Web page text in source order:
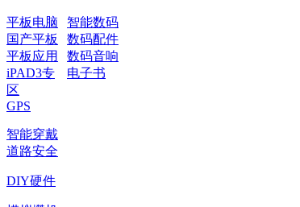
平板电脑
智能数码
国产平板
数码配件
平板应用
数码音响
iPAD3专
区
电子书
GPS
智能穿戴
道路安全
DIY硬件